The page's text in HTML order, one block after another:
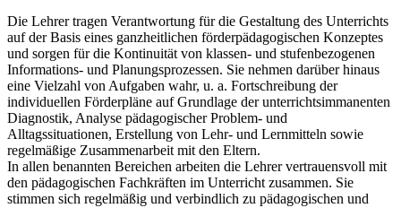
Die Lehrer tragen Verantwortung für die Gestaltung des Unterrichts
auf der Basis eines ganzheitlichen förderpädagogischen Konzeptes
und sorgen für die Kontinuität von klassen- und stufenbezogenen
Informations- und Planungsprozessen. Sie nehmen darüber hinaus
eine Vielzahl von Aufgaben wahr, u. a. Fortschreibung der
individuellen Förderpläne auf Grundlage der unterrichtsimmanenten
Diagnostik, Analyse pädagogischer Problem- und
Alltagssituationen, Erstellung von Lehr- und Lernmitteln sowie
regelmäßige Zusammenarbeit mit den Eltern.
In allen benannten Bereichen arbeiten die Lehrer vertrauensvoll mit
den pädagogischen Fachkräften im Unterricht zusammen. Sie
stimmen sich regelmäßig und verbindlich zu pädagogischen und